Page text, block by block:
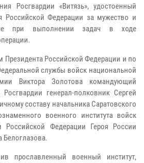
Росгвардии «Витязь», удостоенный
Российской Федерации за мужество и
при выполнении задач в ходе
Президента Российской Федерации и по
службы войск национальной
Виктора Золотова командующий
генерал-полковник Сергей
составу начальника Саратовского
военного института войск
Российской Федерации Героя России
Белоглазова.
прославленный военный институт,